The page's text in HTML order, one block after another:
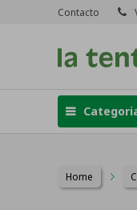
Contacto
Home